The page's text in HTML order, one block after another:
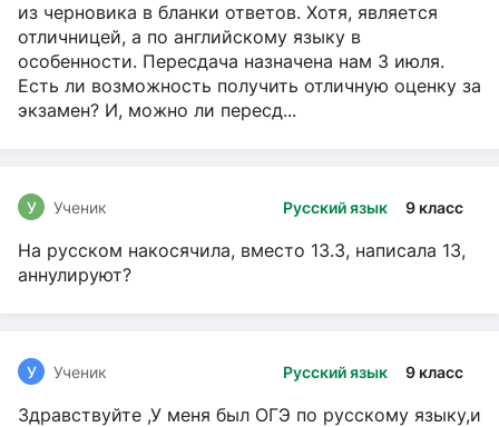
из черновика в бланки ответов. Хотя, является
отличницей, а по английскому языку в
особенности. Пересдача назначена нам 3 июля.
Есть ли возможность получить отличную оценку за
экзамен? И, можно ли пересд...
Русский язык 9 класс
У Ученик
На русском накосячила, вместо 13.3, написала 13,
аннулируют?
Русский язык 9 класс
У Ученик
Здравствуйте ,У меня был ОГЭ по русскому языку,и